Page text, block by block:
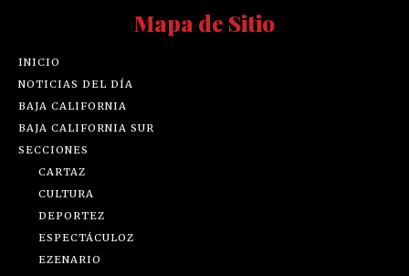
Mapa de Sitio
INICIO
NOTICIAS DEL DÍA
BAJA CALIFORNIA
BAJA CALIFORNIA SUR
SECCIONES
CARTAZ
CULTURA
DEPORTEZ
ESPECTÁCULOZ
EZENARIO